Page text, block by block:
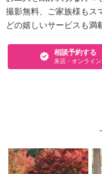
撮影無料、ご家族様もス
どの嬉しいサービスも満
相談予約する
来店・オンライン